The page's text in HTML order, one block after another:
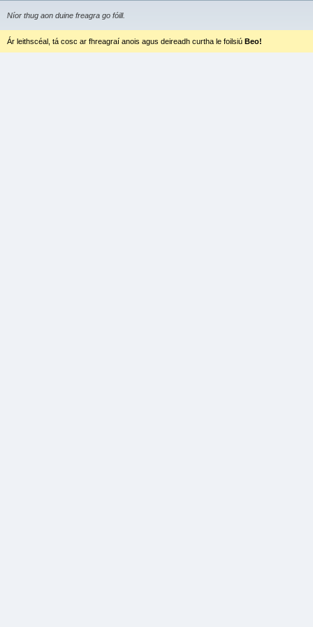
Níor thug aon duine freagra go fóill.
Ár leithscéal, tá cosc ar fhreagraí anois agus deireadh curtha le foilsiú Beo!